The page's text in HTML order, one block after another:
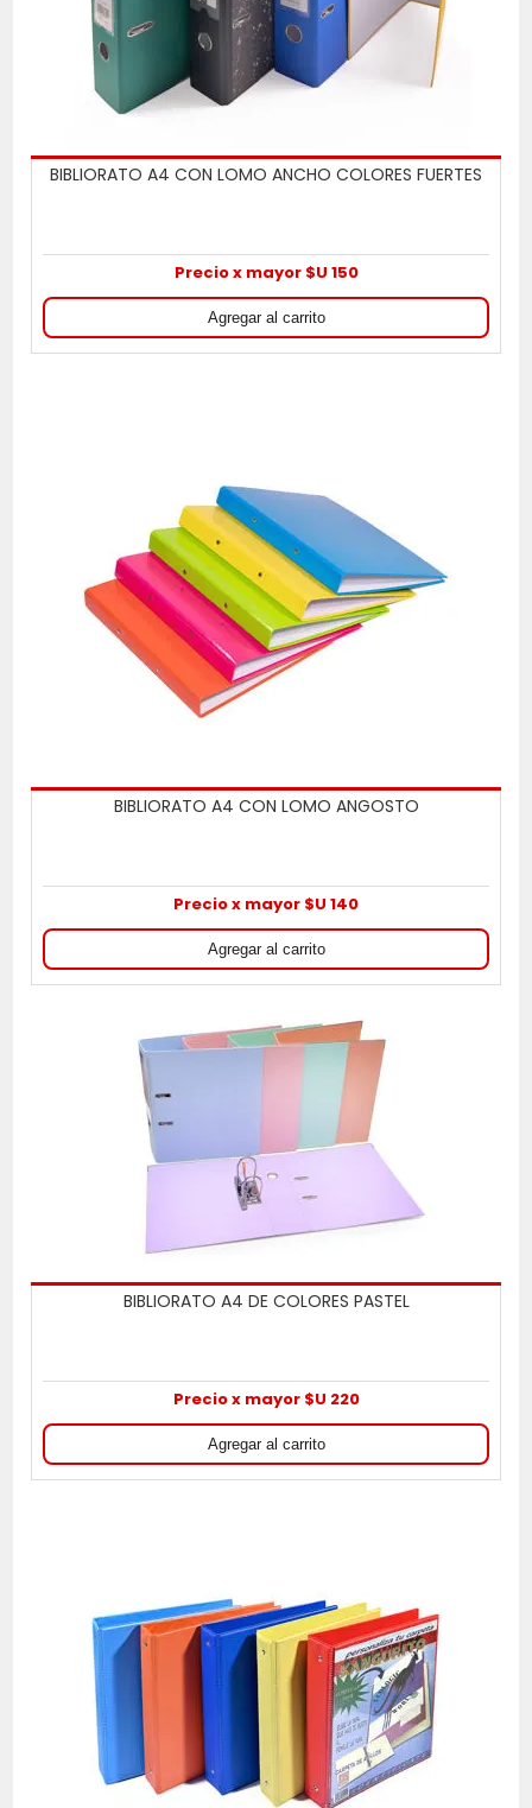
BIBLIORATO A4 CON LOMO ANCHO COLORES FUERTES
Precio x mayor $U 150
BIBLIORATO A4 CON LOMO ANGOSTO
Precio x mayor $U 140
BIBLIORATO A4 DE COLORES PASTEL
Precio x mayor $U 220